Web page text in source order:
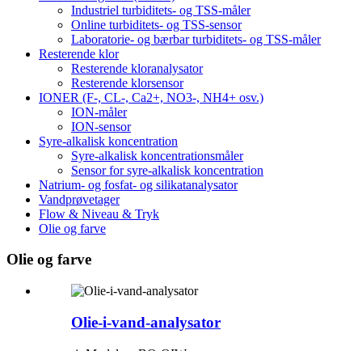
Industriel turbiditets- og TSS-måler
Online turbiditets- og TSS-sensor
Laboratorie- og bærbar turbiditets- og TSS-måler
Resterende klor
Resterende kloranalysator
Resterende klorsensor
IONER (F-, CL-, Ca2+, NO3-, NH4+ osv.)
ION-måler
ION-sensor
Syre-alkalisk koncentration
Syre-alkalisk koncentrationsmåler
Sensor for syre-alkalisk koncentration
Natrium- og fosfat- og silikatanalysator
Vandprøvetager
Flow & Niveau & Tryk
Olie og farve
Olie og farve
Olie-i-vand-analysator